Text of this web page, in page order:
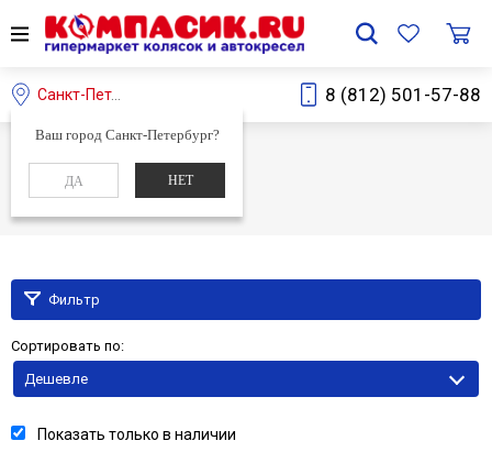
Санкт-Петербург
Ваш город Санкт-Петербург?
ДА НЕТ
8 (812) 501-57-88
Главная Каталог Сайт
Сайт
Фильтр
Сортировать по:
Дешевле
Показать только в наличии